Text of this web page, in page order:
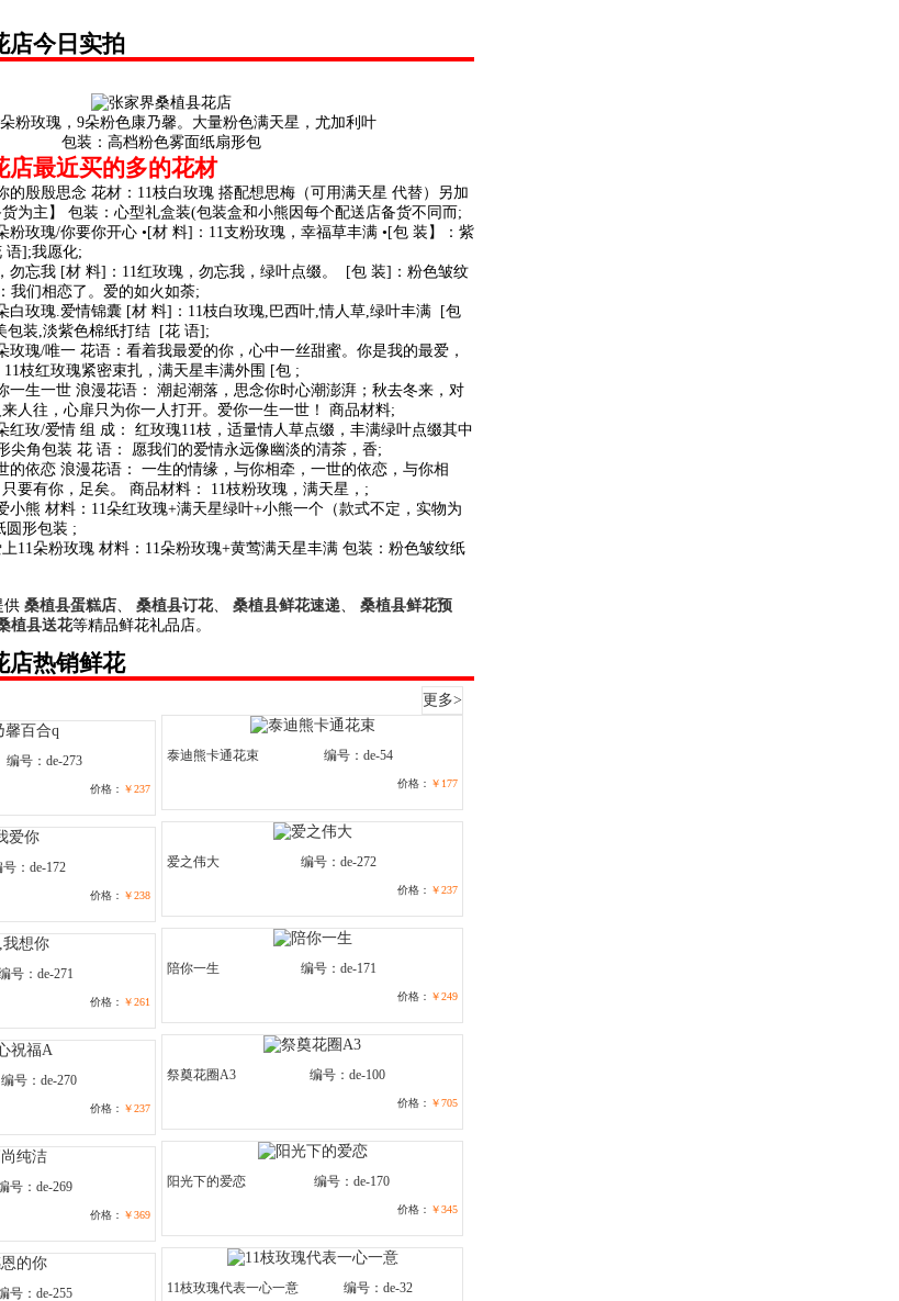
店今日实拍
粉玫瑰，9朵粉色康乃馨。大量粉色满天星，尤加利叶
包装：高档粉色雾面纸扇形包
店最近买的多的花材
的殷殷思念 花材：11枝白玫瑰 搭配想思梅（可用满天星 代替）另加
为主】 包装：心型礼盒装(包装盒和小熊因每个配送店备货不同而;
粉玫瑰/你要你开心 •[材 料]：11支粉玫瑰，幸福草丰满 •[包 装】：紫
语];我愿化;
勿忘我 [材 料]：11红玫瑰，勿忘我，绿叶点缀。 [包 装]：粉色皱纹
我们相恋了。爱的如火如荼;
白玫瑰.爱情锦囊 [材 料]：11枝白玫瑰,巴西叶,情人草,绿叶丰满 [包
包装,淡紫色棉纸打结 [花 语];
玫瑰/唯一 花语：看着我最爱的你，心中一丝甜蜜。你是我的最爱，
枝红玫瑰紧密束扎，满天星丰满外围 [包 ;
一生一世 浪漫花语： 潮起潮落，思念你时心潮澎湃；秋去冬来，对
人往，心扉只为你一人打开。爱你一生一世！ 商品材料;
红玫/爱情 组 成： 红玫瑰11枝，适量情人草点缀，丰满绿叶点缀其中
尖角包装 花 语： 愿我们的爱情永远像幽淡的清茶，香;
的依恋 浪漫花语： 一生的情缘，与你相牵，一世的依恋，与你相
要有你，足矣。 商品材料： 11枝粉玫瑰，满天星，;
小熊 材料：11朵红玫瑰+满天星绿叶+小熊一个（款式不定，实物为
圆形包装 ;
11朵粉玫瑰 材料：11朵粉玫瑰+黄莺满天星丰满 包装：粉色皱纹纸
供 桑植县蛋糕店、 桑植县订花、 桑植县鲜花速递、 桑植县鲜花预
植县送花等精品鲜花礼品店。
店热销鲜花
更多>
编号：de-273
价格： ￥237
泰迪熊卡通花束 编号：de-54
价格： ￥177
号：de-172
价格： ￥238
爱之伟大 编号：de-272
价格： ￥237
号：de-271
价格： ￥261
陪你一生 编号：de-171
价格： ￥249
编号：de-270
价格： ￥237
祭奠花圈A3 编号：de-100
价格： ￥705
号：de-269
价格： ￥369
阳光下的爱恋 编号：de-170
价格： ￥345
号：de-255 11枝玫瑰代表一心一意 编号：de-32